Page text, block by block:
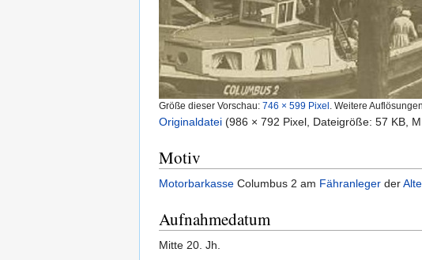
Größe dieser Vorschau: 746 × 599 Pixel Weitere
Originaldatei (986 × 792 Pixel, Dateigröße: 57 KB,
Motiv
Motorbarkasse Columbus 2 am Fähranleger der
Aufnahmedatum
Mitte 20. Jh.